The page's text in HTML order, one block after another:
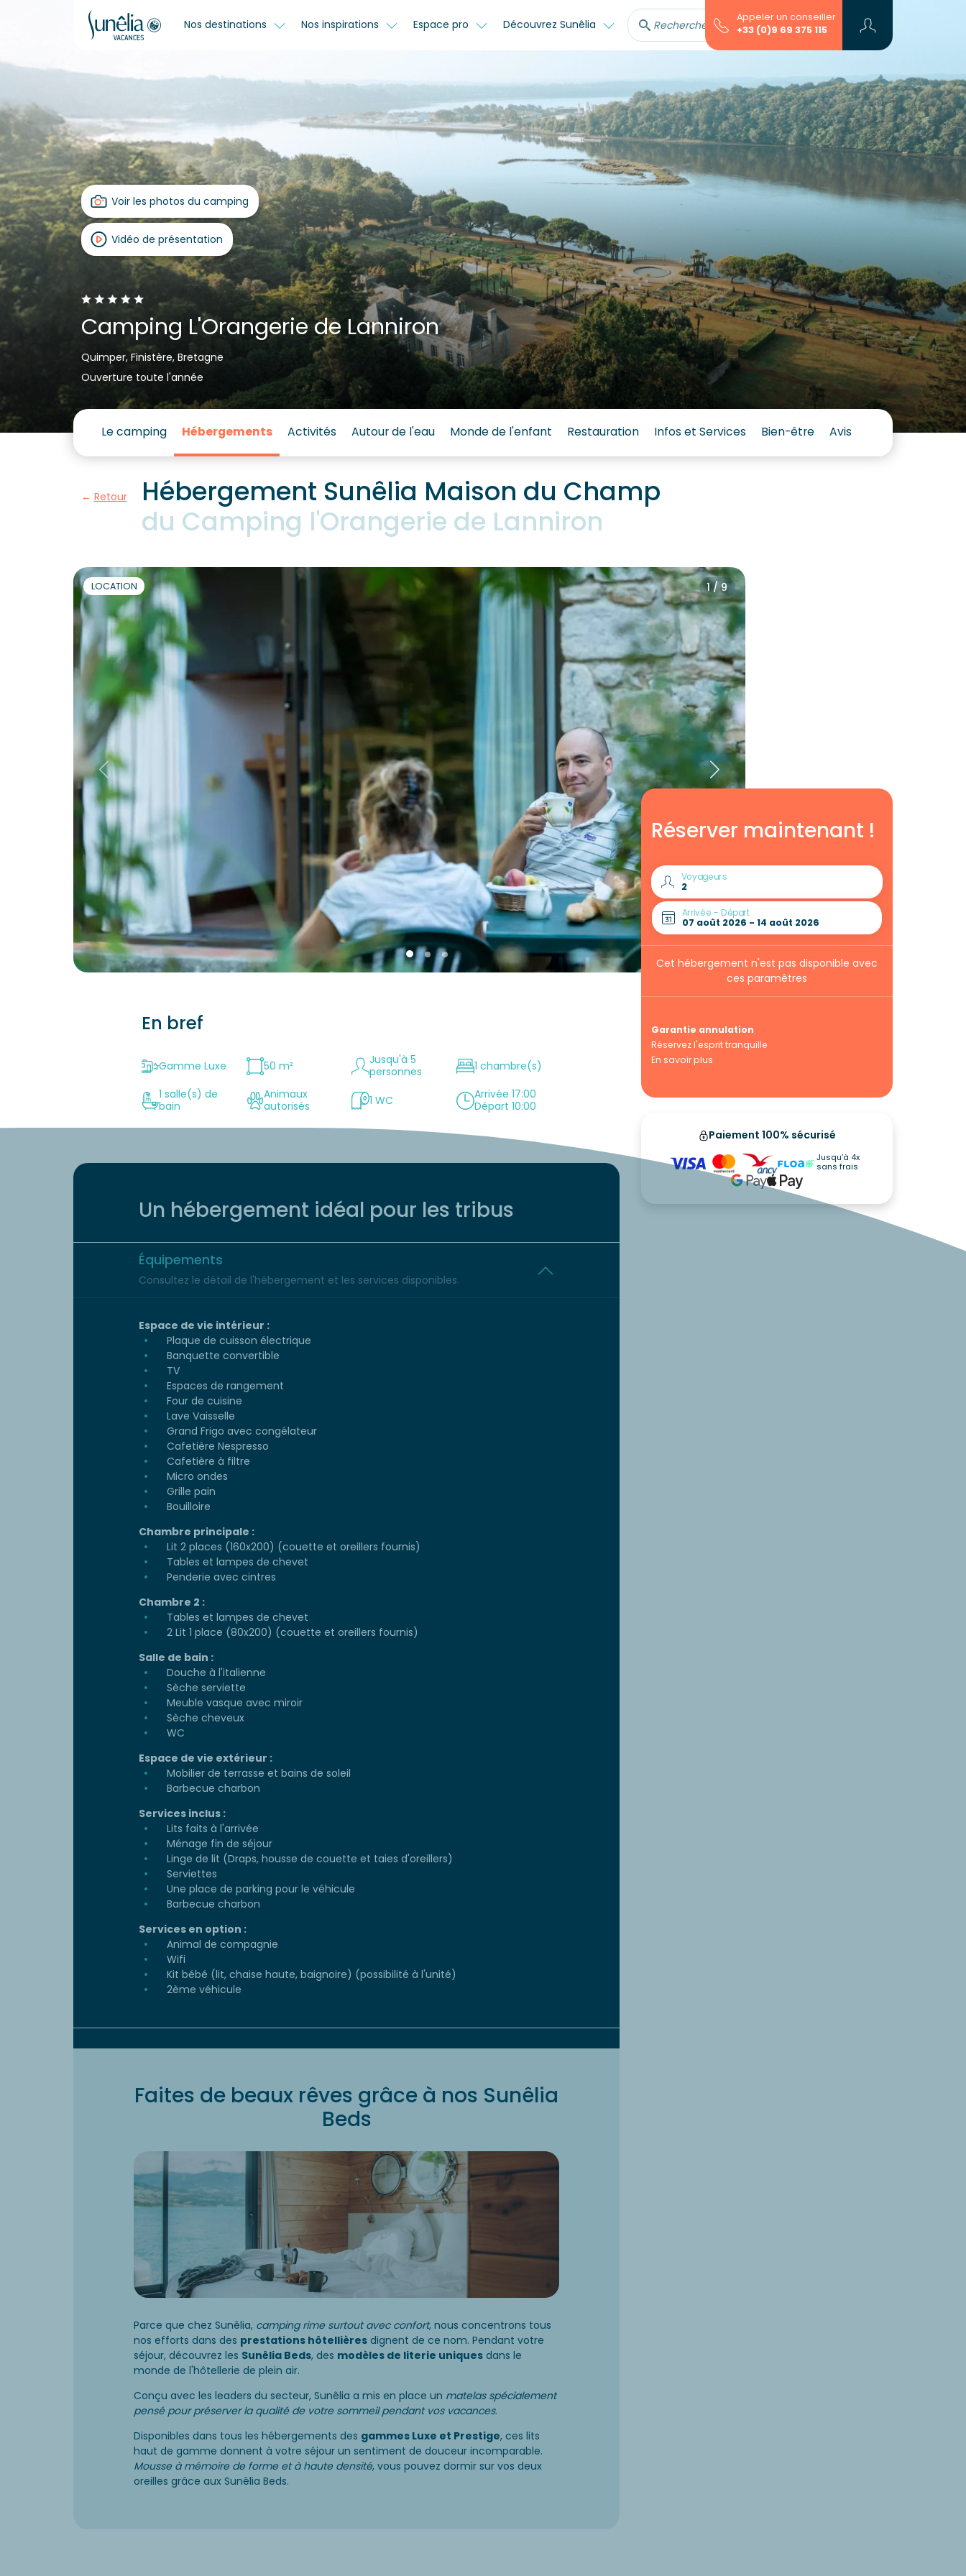
Nos destinations Nos inspirations Espace pro Découvrez Sunêlia Rechercher avec l'assistant...
Appeler un conseiller
+33 (0)9 69 375 115
Voir les photos du camping
Vidéo de présentation
Camping L'Orangerie de Lanniron
Quimper, Finistère, Bretagne
Ouverture toute l'année
Le camping Hébergements Activités Autour de l'eau Monde de l'enfant Restauration Infos et Services Bien-être Avis
Retour
Hébergement Sunêlia Maison du Champ
du Camping l'Orangerie de Lanniron
Réserver maintenant !
Voyageurs
Arrivée - Départ
Cet hébergement n'est pas disponible avec
ces paramêtres
Garantie annulation
Réservez l'esprit tranquille
En savoir plus
Paiement 100% sécurisé
Jusqu’à 4x
sans frais
1 / 9
LOCATION
En bref
Gamme Luxe 50 m²
Jusqu'à 5
personnes
1 chambre(s)
1 salle(s) de
bain
Animaux
autorisés
1 WC
Arrivée 17:00
Départ 10:00
Un hébergement idéal pour les tribus
Équipements
Consultez le détail de l'hébergement et les services disponibles.
Espace de vie intérieur :
Plaque de cuisson électrique
Banquette convertible
TV
Espaces de rangement
Four de cuisine
Lave Vaisselle
Grand Frigo avec congélateur
Cafetière Nespresso
Cafetière à filtre
Micro ondes
Grille pain
Bouilloire
Chambre principale :
Lit 2 places (160x200) (couette et oreillers fournis)
Tables et lampes de chevet
Penderie avec cintres
Chambre 2 :
Tables et lampes de chevet
2 Lit 1 place (80x200) (couette et oreillers fournis)
Salle de bain :
Douche à l'italienne
Sèche serviette
Meuble vasque avec miroir
Sèche cheveux
WC
Espace de vie extérieur :
Mobilier de terrasse et bains de soleil
Barbecue charbon
Services inclus :
Lits faits à l'arrivée
Ménage fin de séjour
Linge de lit (Draps, housse de couette et taies d'oreillers)
Serviettes
Une place de parking pour le véhicule
Barbecue charbon
Services en option :
Animal de compagnie
Wifi
Kit bébé (lit, chaise haute, baignoire) (possibilité à l'unité)
2ème véhicule
Faites de beaux rêves grâce à nos Sunêlia
Beds
Parce que chez Sunêlia, camping rime surtout avec confort, nous concentrons tous
nos efforts dans des prestations hôtellières dignent de ce nom. Pendant votre
séjour, découvrez les Sunêlia Beds, des modèles de literie uniques dans le
monde de l'hôtellerie de plein air.
Conçu avec les leaders du secteur, Sunêlia a mis en place un matelas spécialement
pensé pour préserver la qualité de votre sommeil pendant vos vacances.
Disponibles dans tous les hébergements des gammes Luxe et Prestige, ces lits
haut de gamme donnent à votre séjour un sentiment de douceur incomparable.
Mousse à mémoire de forme et à haute densité, vous pouvez dormir sur vos deux
oreilles grâce aux Sunêlia Beds.